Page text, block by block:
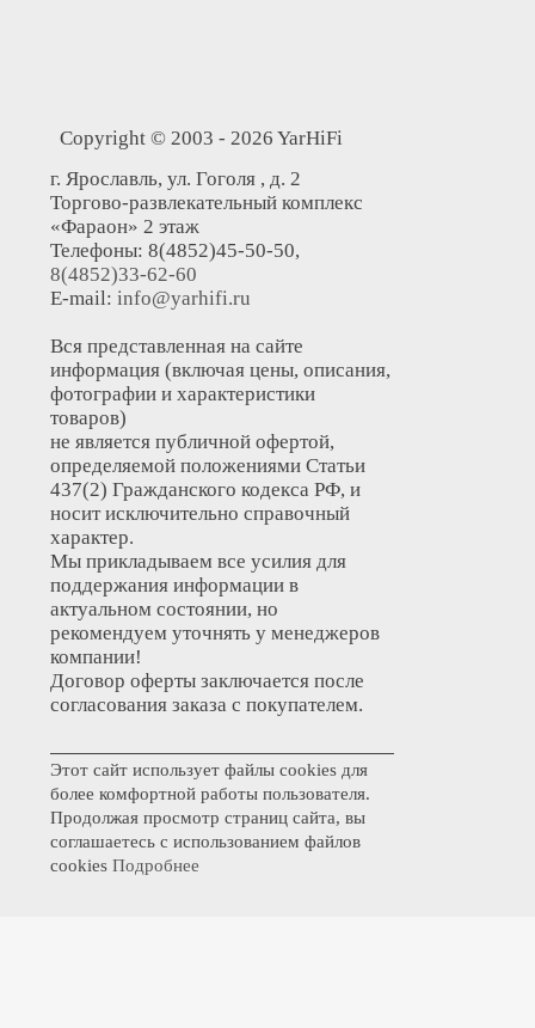
Copyright © 2003 - 2026 YarHiFi
г. Ярославль, ул. Гоголя , д. 2
Торгово-развлекательный комплекс
«Фараон» 2 этаж
Телефоны: 8(4852)45-50-50,
8(4852)33-62-60
E-mail: info@yarhifi.ru
Вся представленная на сайте
информация (включая цены, описания,
фотографии и характеристики
товаров)
не является публичной офертой,
определяемой положениями Статьи
437(2) Гражданского кодекса РФ, и
носит исключительно справочный
характер.
Мы прикладываем все усилия для
поддержания информации в
актуальном состоянии, но
рекомендуем уточнять у менеджеров
компании!
Договор оферты заключается после
согласования заказа с покупателем.
Этот сайт использует файлы cookies для
более комфортной работы пользователя.
Продолжая просмотр страниц сайта, вы
соглашаетесь с использованием файлов
cookies Подробнее